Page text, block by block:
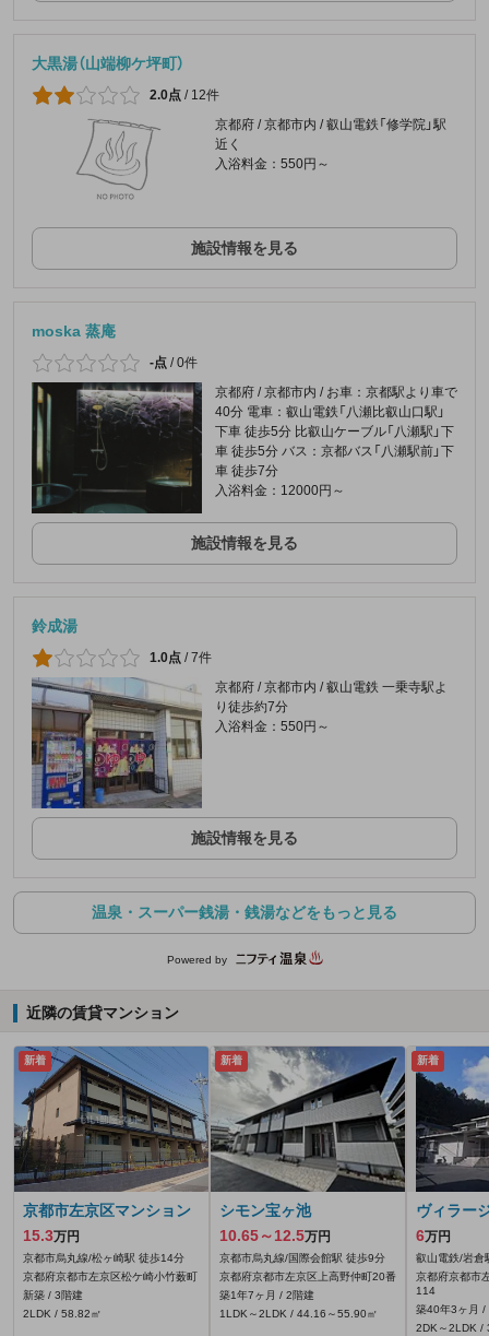
大黒湯（山端柳ケ坪町）
2.0点 / 12件
京都府 / 京都市内 / 叡山電鉄「修学院」駅
近く
入浴料金：550円～
施設情報を見る
moska 蒸庵
-点 /0件
京都府 / 京都市内 / お車：京都駅より車で
40分 電車：叡山電鉄「八瀬比叡山口駅」
下車 徒歩5分 比叡山ケーブル「八瀬駅」下
車 徒歩5分 バス：京都バス「八瀬駅前」下
車 徒歩7分
入浴料金：12000円～
施設情報を見る
鈴成湯
1.0点 /7件
京都府 / 京都市内 / 叡山電鉄 一乗寺駅よ
り徒歩約7分
入浴料金：550円～
施設情報を見る
温泉・スーパー銭湯・銭湯などをもっと見る
Powered by
近隣の賃貸マンション
新着
京都市左京区マンション
15.3万円
京都市烏丸線/松ヶ崎駅 徒歩14分
京都府京都市左京区松ケ崎小竹薮町
新築 / 3階建
2LDK / 58.82㎡
新着
シモン宝ヶ池
10.65～12.5万円
京都市烏丸線/国際会館駅 徒歩9分
京都府京都市左京区上高野仲町20番
築1年7ヶ月 / 2階建
1LDK～2LDK / 44.16～55.90㎡
新着
ヴィラー
6万円
叡山電鉄/岩倉
京都府京都市
114
築40年3ヶ月 /
2DK～2LDK /